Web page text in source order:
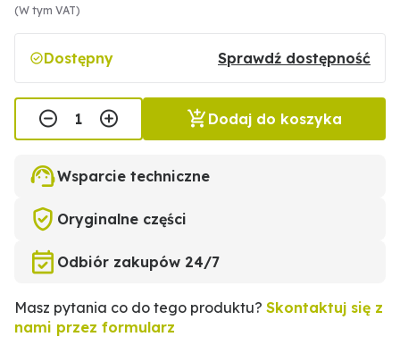
(W tym VAT)
Dostępny Sprawdź dostępność
Dodaj do koszyka
Wsparcie techniczne
Oryginalne części
Odbiór zakupów 24/7
Masz pytania co do tego produktu? Skontaktuj się z
nami przez formularz